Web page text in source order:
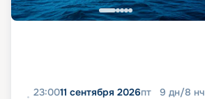
23:0011 сентября 2026пт 9 дн/8 нч